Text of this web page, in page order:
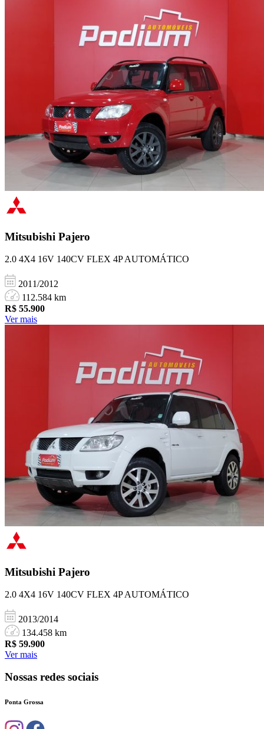
Mitsubishi Pajero
2.0 4X4 16V 140CV FLEX 4P AUTOMÁTICO
2011/2012
112.584 km
R$ 55.900
Ver mais
Mitsubishi Pajero
2.0 4X4 16V 140CV FLEX 4P AUTOMÁTICO
2013/2014
134.458 km
R$ 59.900
Ver mais
Nossas redes sociais
Ponta Grossa